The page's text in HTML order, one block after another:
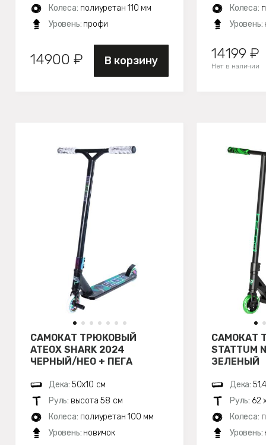
Колеса: полиуретан 110 мм
Уровень: профи
14900 ₽ В корзину
Колеса:
Уровень:
14199 ₽
Нет в наличии
САМОКАТ ТРЮКОВЫЙ
ATEOX SHARK 2024
ЧЕРНЫЙ/НЕО + ПЕГА
Дека: 50х10 см
Руль: высота 58 см
Колеса: полиуретан 100 мм
Уровень: новичок
САМОКАТ
STATTUM
ЗЕЛЕНЫЙ
Дека:
Руль: 62
Колеса:
Уровень: